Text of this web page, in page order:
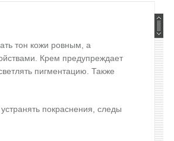
тон кожи ровным, а
Крем предупреждает
пигментацию. Также
покраснения, следы